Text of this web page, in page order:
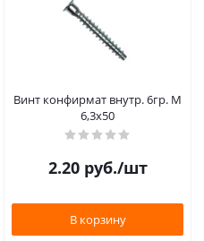
Винт конфирмат внутр. 6гр. М
6,3х50
2.20руб./шт
В корзину